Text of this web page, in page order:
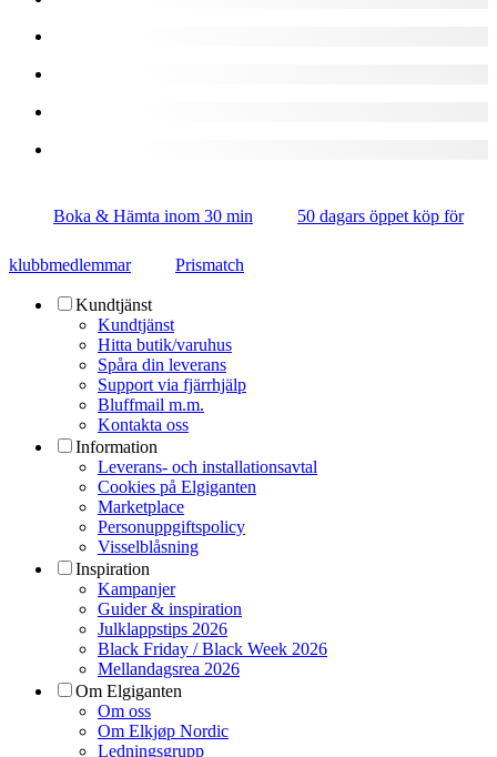
Boka & Hämta inom 30 min 50 dagars öppet köp för
klubbmedlemmar Prismatch
Kundtjänst
Kundtjänst
Hitta butik/varuhus
Spåra din leverans
Support via fjärrhjälp
Bluffmail m.m.
Kontakta oss
Information
Leverans- och installationsavtal
Cookies på Elgiganten
Marketplace
Personuppgiftspolicy
Visselblåsning
Inspiration
Kampanjer
Guider & inspiration
Julklappstips 2026
Black Friday / Black Week 2026
Mellandagsrea 2026
Om Elgiganten
Om oss
Om Elkjøp Nordic
Ledningsgrupp